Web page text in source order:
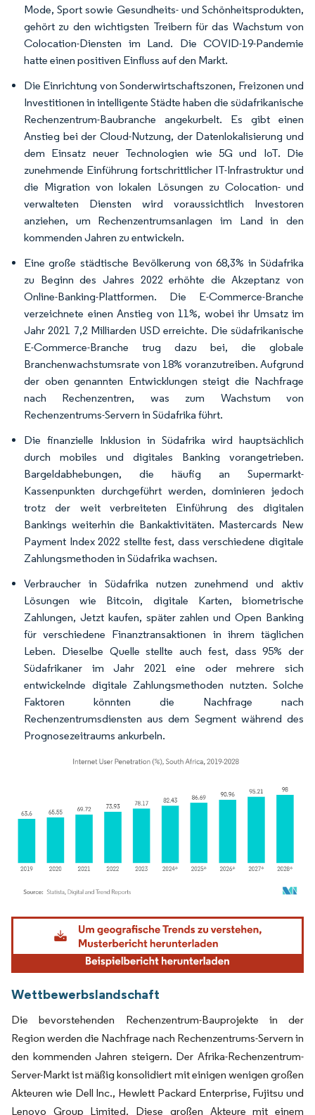
Mode, Sport sowie Gesundheits- und Schönheitsprodukten,
gehört zu den wichtigsten Treibern für das Wachstum von
Colocation-Diensten im Land. Die COVID-19-Pandemie
hatte einen positiven Einfluss auf den Markt.
Die Einrichtung von Sonderwirtschaftszonen, Freizonen und
Investitionen in intelligente Städte haben die südafrikanische
Rechenzentrum-Baubranche angekurbelt. Es gibt einen
Anstieg bei der Cloud-Nutzung, der Datenlokalisierung und
dem Einsatz neuer Technologien wie 5G und IoT. Die
zunehmende Einführung fortschrittlicher IT-Infrastruktur und
die Migration von lokalen Lösungen zu Colocation- und
verwalteten Diensten wird voraussichtlich Investoren
anziehen, um Rechenzentrumsanlagen im Land in den
kommenden Jahren zu entwickeln.
Eine große städtische Bevölkerung von 68,3% in Südafrika
zu Beginn des Jahres 2022 erhöhte die Akzeptanz von
Online-Banking-Plattformen. Die E-Commerce-Branche
verzeichnete einen Anstieg von 11%, wobei ihr Umsatz im
Jahr 2021 7,2 Milliarden USD erreichte. Die südafrikanische
E-Commerce-Branche trug dazu bei, die globale
Branchenwachstumsrate von 18% voranzutreiben. Aufgrund
der oben genannten Entwicklungen steigt die Nachfrage
nach Rechenzentren, was zum Wachstum von
Rechenzentrums-Servern in Südafrika führt.
Die finanzielle Inklusion in Südafrika wird hauptsächlich
durch mobiles und digitales Banking vorangetrieben.
Bargeldabhebungen, die häufig an Supermarkt-
Kassenpunkten durchgeführt werden, dominieren jedoch
trotz der weit verbreiteten Einführung des digitalen
Bankings weiterhin die Bankaktivitäten. Mastercards New
Payment Index 2022 stellte fest, dass verschiedene digitale
Zahlungsmethoden in Südafrika wachsen.
Verbraucher in Südafrika nutzen zunehmend und aktiv
Lösungen wie Bitcoin, digitale Karten, biometrische
Zahlungen, Jetzt kaufen, später zahlen und Open Banking
für verschiedene Finanztransaktionen in ihrem täglichen
Leben. Dieselbe Quelle stellte auch fest, dass 95% der
Südafrikaner im Jahr 2021 eine oder mehrere sich
entwickelnde digitale Zahlungsmethoden nutzten. Solche
Faktoren könnten die Nachfrage nach
Rechenzentrumsdiensten aus dem Segment während des
Prognosezeitraums ankurbeln.
Bild © Mordor Intelligence. Wiederverwendung erfordert Namensnennung gemäß
Wettbewerbslandschaft
Die bevorstehenden Rechenzentrum-Bauprojekte in der
Region werden die Nachfrage nach Rechenzentrums-Servern in
den kommenden Jahren steigern. Der Afrika-Rechenzentrum-
Server-Markt ist mäßig konsolidiert mit einigen wenigen großen
Akteuren wie Dell Inc., Hewlett Packard Enterprise, Fujitsu und
Lenovo Group Limited. Diese großen Akteure mit einem